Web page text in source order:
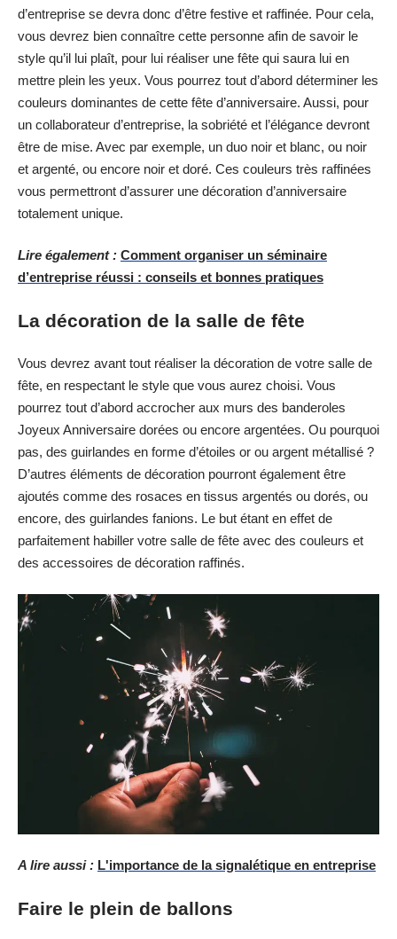
d’entreprise se devra donc d’être festive et raffinée. Pour cela,
vous devrez bien connaître cette personne afin de savoir le
style qu’il lui plaît, pour lui réaliser une fête qui saura lui en
mettre plein les yeux. Vous pourrez tout d’abord déterminer les
couleurs dominantes de cette fête d’anniversaire. Aussi, pour
un collaborateur d’entreprise, la sobriété et l’élégance devront
être de mise. Avec par exemple, un duo noir et blanc, ou noir
et argenté, ou encore noir et doré. Ces couleurs très raffinées
vous permettront d’assurer une décoration d’anniversaire
totalement unique.
Lire également : Comment organiser un séminaire
d’entreprise réussi : conseils et bonnes pratiques
La décoration de la salle de fête
Vous devrez avant tout réaliser la décoration de votre salle de
fête, en respectant le style que vous aurez choisi. Vous
pourrez tout d’abord accrocher aux murs des banderoles
Joyeux Anniversaire dorées ou encore argentées. Ou pourquoi
pas, des guirlandes en forme d’étoiles or ou argent métallisé ?
D’autres éléments de décoration pourront également être
ajoutés comme des rosaces en tissus argentés ou dorés, ou
encore, des guirlandes fanions. Le but étant en effet de
parfaitement habiller votre salle de fête avec des couleurs et
des accessoires de décoration raffinés.
A lire aussi : L'importance de la signalétique en entreprise
Faire le plein de ballons